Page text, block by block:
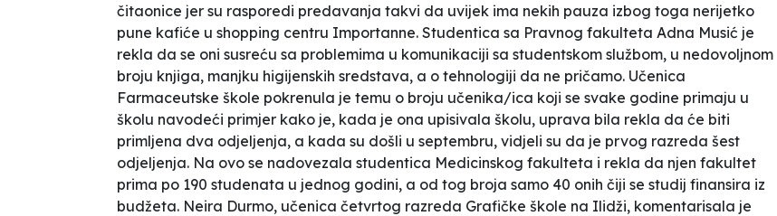
čitaonice jer su rasporedi predavanja takvi da uvijek ima nekih pauza izbog toga nerijetko
pune kafiće u shopping centru Importanne. Studentica sa Pravnog fakulteta Adna Musić je
rekla da se oni susreću sa problemima u komunikaciji sa studentskom službom, u nedovoljnom
broju knjiga, manjku higijenskih sredstava, a o tehnologiji da ne pričamo. Učenica
Farmaceutske škole pokrenula je temu o broju učenika/ica koji se svake godine primaju u
školu navodeći primjer kako je, kada je ona upisivala školu, uprava bila rekla da će biti
primljena dva odjeljenja, a kada su došli u septembru, vidjeli su da je prvog razreda šest
odjeljenja. Na ovo se nadovezala studentica Medicinskog fakulteta i rekla da njen fakultet
prima po 190 studenata u jednog godini, a od tog broja samo 40 onih čiji se studij finansira iz
budžeta. Neira Durmo, učenica četvrtog razreda Grafičke škole na Ilidži, komentarisala je